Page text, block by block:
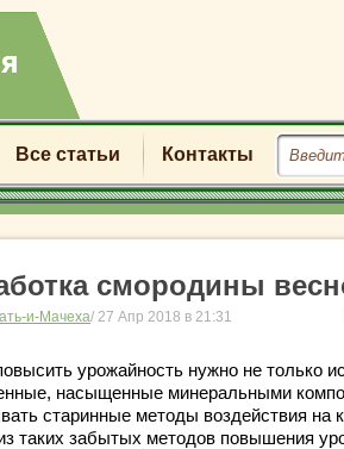
Все статьи Контакты
смородины
и-Мачеха/ 27 Апр 2018 в 21:31
урожайность нужно не только
насыщенные минеральными
старинные методы воздействия на
таких забытых методов повышения